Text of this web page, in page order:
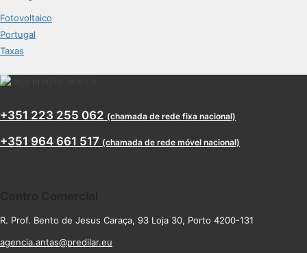
Fotovoltaico
Portugal
Taxas
+351 223 255 062 (chamada de rede fixa nacional)
+351 964 661 517 (chamada de rede móvel nacional)
R. Prof. Bento de Jesus Caraça, 93 Loja 30, Porto 4200-131
agencia.antas@predilar.eu